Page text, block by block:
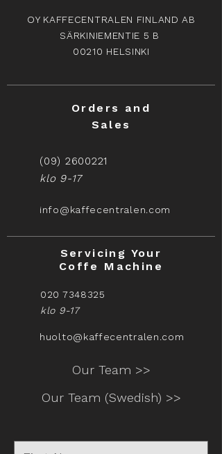
OY KAFFECENTRALEN FINLAND AB
SÄRKINIEMENTIE 5 B
00210 HELSINKI
Orders and
Sales
(09) 2600221
klo 9-17
info@kaffecentralen.com
Servicing Your
Coffe Machine
020 7348325
klo 9-17
huolto@kaffecentralen.com
Our Team >>
Our Team (Swedish) >>